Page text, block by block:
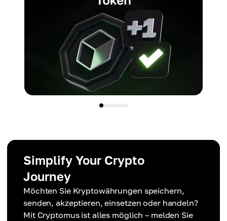
Simplify Your Crypto
Journey
Möchten Sie Kryptowährungen speichern,
senden, akzeptieren, einsetzen oder handeln?
Mit Cryptomus ist alles möglich – melden Sie